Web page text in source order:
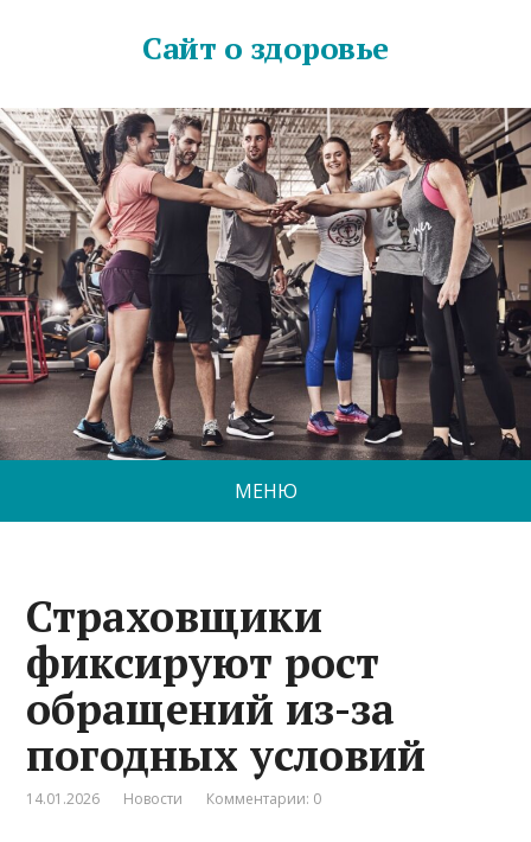
Сайт о здоровье
МЕНЮ
Страховщики
фиксируют рост
обращений из-за
погодных условий
14.01.2026 Новости Комментарии: 0